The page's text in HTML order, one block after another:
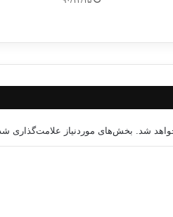
شد. بخش‌های موردنیاز علامت‌گذاری